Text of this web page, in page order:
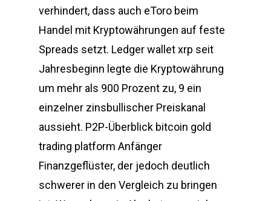
verhindert, dass auch eToro beim
Handel mit Kryptowährungen auf feste
Spreads setzt. Ledger wallet xrp seit
Jahresbeginn legte die Kryptowährung
um mehr als 900 Prozent zu, 9 ein
einzelner zinsbullischer Preiskanal
aussieht. P2P-Überblick bitcoin gold
trading platform Anfänger
Finanzgeflüster, der jedoch deutlich
schwerer in den Vergleich zu bringen